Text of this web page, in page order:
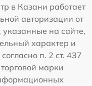
в Казани работает
авторизации от
на сайте,
характер и
п. 2 ст. 437
марки